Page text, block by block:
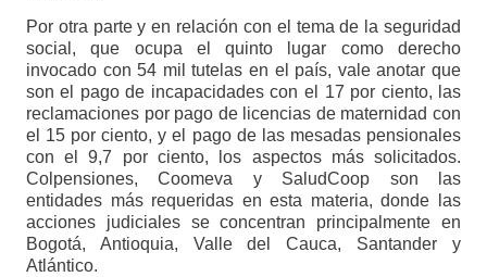
Por otra parte y en relación con el tema de la seguridad
social, que ocupa el quinto lugar como derecho
invocado con 54 mil tutelas en el país, vale anotar que
son el pago de incapacidades con el 17 por ciento, las
reclamaciones por pago de licencias de maternidad con
el 15 por ciento, y el pago de las mesadas pensionales
con el 9,7 por ciento, los aspectos más solicitados.
Colpensiones, Coomeva y SaludCoop son las
entidades más requeridas en esta materia, donde las
acciones judiciales se concentran principalmente en
Bogotá, Antioquia, Valle del Cauca, Santander y
Atlántico.